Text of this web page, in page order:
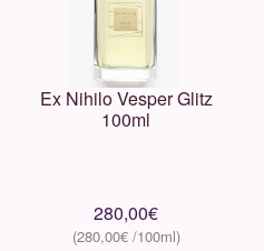
Ex Nihilo Vesper Glitz
100ml
280,00€
280,00€